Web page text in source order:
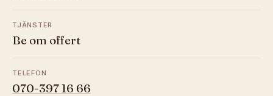
TJÄNSTER
Be om offert
TELEFON
070-397 16 66